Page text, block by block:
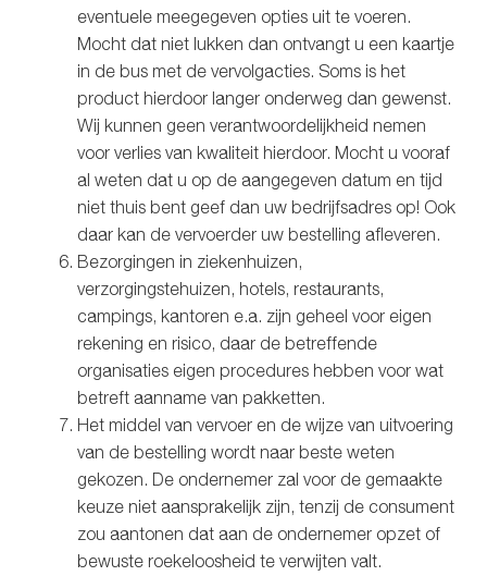
eventuele meegegeven opties uit te voeren.
Mocht dat niet lukken dan ontvangt u een kaartje
in de bus met de vervolgacties. Soms is het
product hierdoor langer onderweg dan gewenst.
Wij kunnen geen verantwoordelijkheid nemen
voor verlies van kwaliteit hierdoor. Mocht u vooraf
al weten dat u op de aangegeven datum en tijd
niet thuis bent geef dan uw bedrijfsadres op! Ook
daar kan de vervoerder uw bestelling afleveren.
Bezorgingen in ziekenhuizen,
verzorgingstehuizen, hotels, restaurants,
campings, kantoren e.a. zijn geheel voor eigen
rekening en risico, daar de betreffende
organisaties eigen procedures hebben voor wat
betreft aanname van pakketten.
Het middel van vervoer en de wijze van uitvoering
van de bestelling wordt naar beste weten
gekozen. De ondernemer zal voor de gemaakte
keuze niet aansprakelijk zijn, tenzij de consument
zou aantonen dat aan de ondernemer opzet of
bewuste roekeloosheid te verwijten valt.